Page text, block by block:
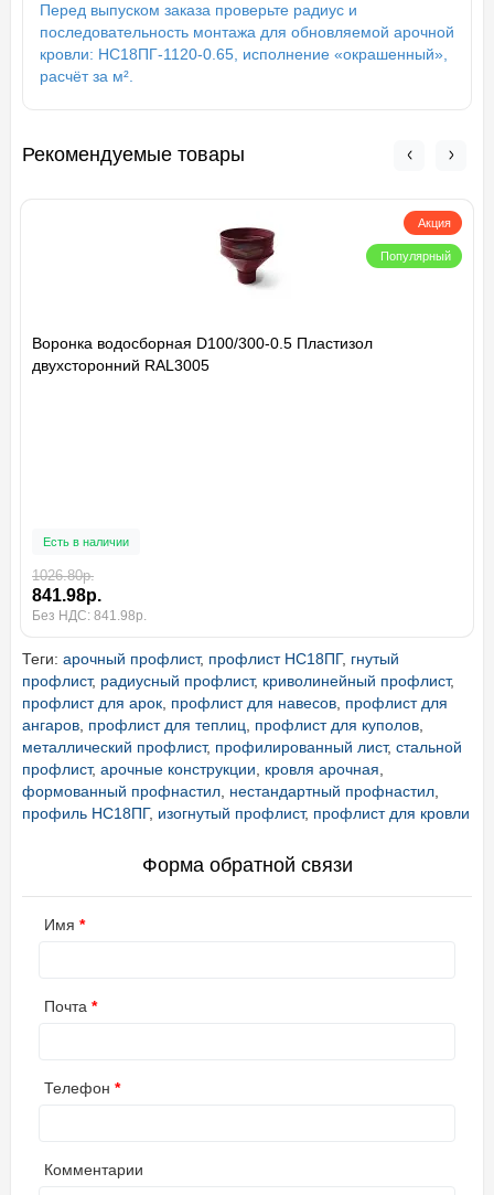
Перед выпуском заказа проверьте радиус и
последовательность монтажа для обновляемой арочной
кровли: НС18ПГ-1120-0.65, исполнение «окрашенный»,
расчёт за м².
Рекомендуемые товары
Акция
Популярный
Воронка водосборная D100/300-0.5 Пластизол
двухсторонний RAL3005
Есть в наличии
1026.80р.
841.98р.
Без НДС: 841.98р.
Теги: арочный профлист, профлист НС18ПГ, гнутый
профлист, радиусный профлист, криволинейный профлист,
профлист для арок, профлист для навесов, профлист для
ангаров, профлист для теплиц, профлист для куполов,
металлический профлист, профилированный лист, стальной
профлист, арочные конструкции, кровля арочная,
формованный профнастил, нестандартный профнастил,
профиль НС18ПГ, изогнутый профлист, профлист для кровли
Форма обратной связи
Имя
Почта
Телефон
Комментарии